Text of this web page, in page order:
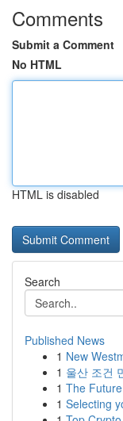
Comments
Submit a Comment
No HTML
HTML is disabled
Search
Published News
1 New
1 울산 조건
1 The
1 Selecting